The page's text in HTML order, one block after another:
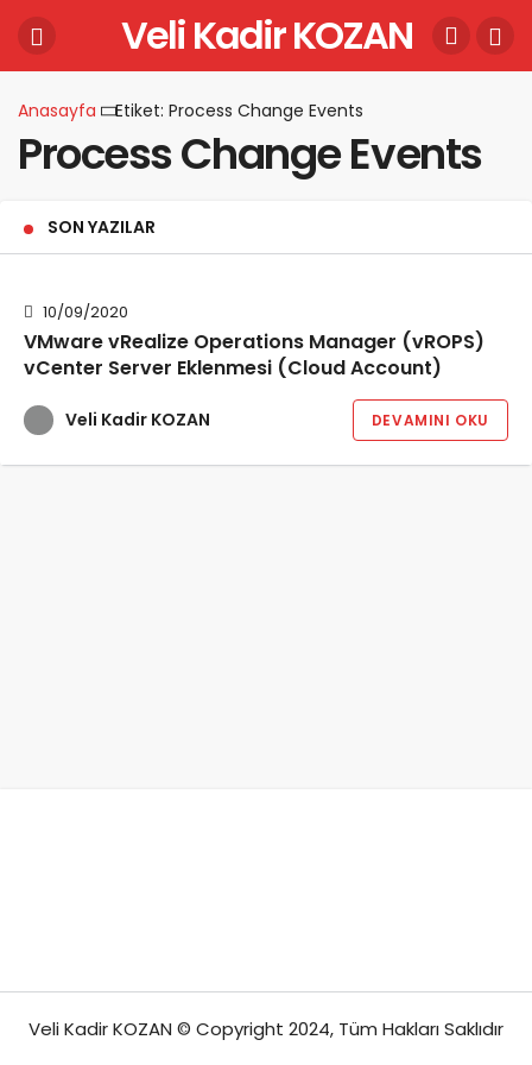
Veli Kadir KOZAN
Anasayfa Etiket: Process Change Events
Process Change Events
SON YAZILAR
10/09/2020
VMware vRealize Operations Manager (vROPS)
vCenter Server Eklenmesi (Cloud Account)
Veli Kadir KOZAN DEVAMINI OKU
Veli Kadir KOZAN © Copyright 2024, Tüm Hakları Saklıdır